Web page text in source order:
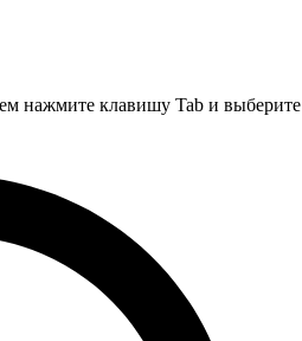
нажмите клавишу Tab и выберите